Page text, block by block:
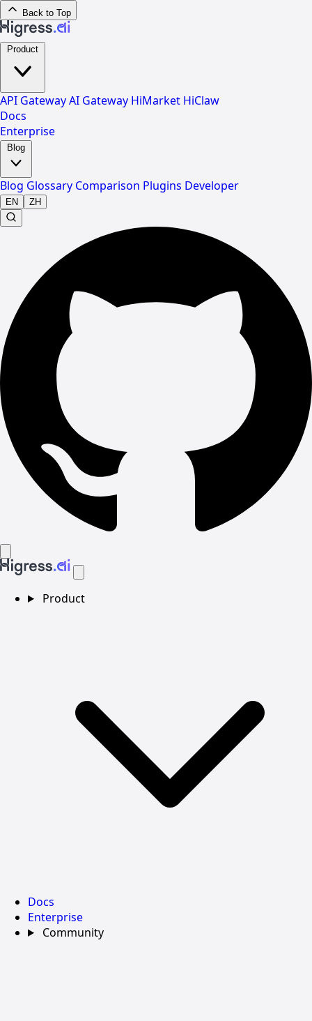
Back to Top
API GatewayAI Gateway HiMarket HiClaw
Docs
Enterprise
Blog Glossary Comparison Plugins Developer
EN ZH
Product
Docs
Enterprise
Community